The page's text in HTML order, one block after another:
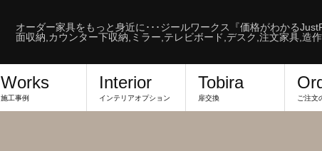
オーダー家具をもっと身近に･･･ジールワークス『価格がわかる
面収納,カウンター下収納,ミラー,テレビボード,デスク,注文家具,造
Works
施工事例
Interior
インテリアオプション
Tobira
扉交換 ご注文